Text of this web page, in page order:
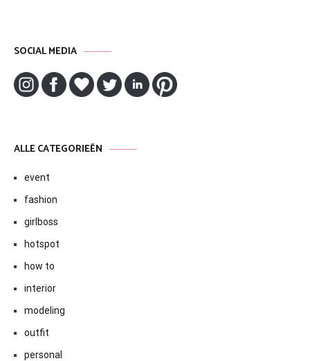
SOCIAL MEDIA
ALLE CATEGORIEËN
event
fashion
girlboss
hotspot
how to
interior
modeling
outfit
personal